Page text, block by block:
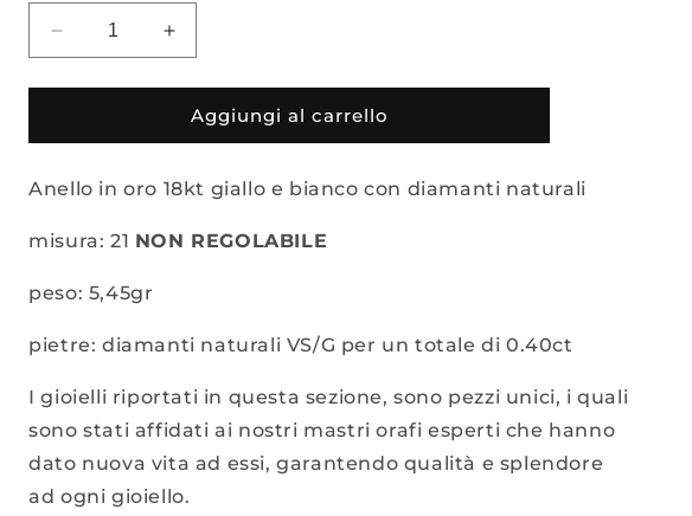
Diminuisci
quantità
per
IN
18KT
CON
Aumenta
quantità
per
ANELLO
IN
18KT
CON
Aggiungi al carrello
Anello in oro 18kt giallo e bianco con diamanti naturali
misura: 21 NON REGOLABILE
peso: 5,45gr
pietre: diamanti naturali VS/G per un totale di 0.40ct
I gioielli riportati in questa sezione, sono pezzi unici, i quali
sono stati affidati ai nostri mastri orafi esperti che hanno
dato nuova vita ad essi, garantendo qualità e splendore
ad ogni gioiello.